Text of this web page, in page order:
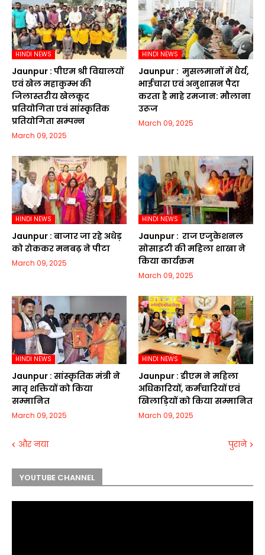
HINDI NEWS
Jaunpur :​ पीएम श्री विद्यालयों
एवं खेल महाकुम्भ की
जिलास्तरीय खेलकूद
प्रतियोगिता एवं सांस्कृतिक
प्रतियोगिता सम्पन्न
March 09, 2025
HINDI NEWS
Jaunpur : ​ मुसलमानों में धैर्य,
भाईचारा एवं अनुशासन पैदा
करता है माहे रमजान: मौलाना
उरूज
March 09, 2025
HINDI NEWS
Jaunpur :​ बाजार जा रहे अधेड़
को रोककर मनबढ़ ने पीटा
March 09, 2025
HINDI NEWS
Jaunpur : ​ ​राज एजुकेशनल
सोसाइटी की महिला शाखा ने
किया कार्यक्रम
March 09, 2025
HINDI NEWS
Jaunpur :​ सांस्कृतिक मंत्री ने
मातृ शक्तियों को किया
सम्मानित
March 09, 2025
HINDI NEWS
Jaunpur :​ डीएम ने महिला
अधिकारियों, कर्मचारियों एवं
खिलाड़ियों को किया सम्मानित
March 09, 2025
और नया पुराने
YOUTUBE CHANNEL